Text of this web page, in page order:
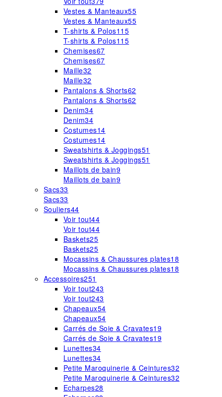
Vestes & Manteaux55
Vestes & Manteaux55
T-shirts & Polos115
T-shirts & Polos115
Chemises67
Chemises67
Maille32
Maille32
Pantalons & Shorts62
Pantalons & Shorts62
Denim34
Denim34
Costumes14
Costumes14
Sweatshirts & Joggings51
Sweatshirts & Joggings51
Maillots de bain9
Maillots de bain9
Sacs33
Sacs33
Souliers44
Voir tout44
Voir tout44
Baskets25
Baskets25
Mocassins & Chaussures plates18
Mocassins & Chaussures plates18
Accessoires251
Voir tout243
Voir tout243
Chapeaux54
Chapeaux54
Carrés de Soie & Cravates19
Carrés de Soie & Cravates19
Lunettes34
Lunettes34
Petite Maroquinerie & Ceintures32
Petite Maroquinerie & Ceintures32
Echarpes28